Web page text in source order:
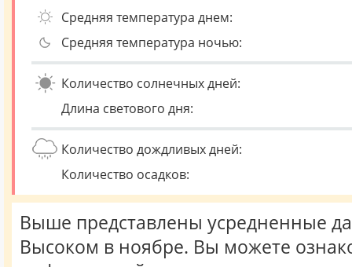
Средняя температура днем:
Средняя температура ночью:
Количество солнечных дней:
Длина светового дня:
Количество дождливых дней:
Количество осадков:
Выше представлены усредненные
Высоком в ноябре. Вы можете